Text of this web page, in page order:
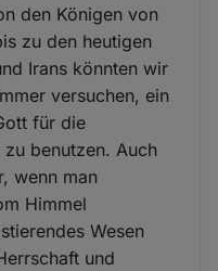
den Königen von
zu den heutigen
Irans könnten wir
versuchen, ein
für die
benutzen. Auch
wenn man
Himmel
Wesen
und